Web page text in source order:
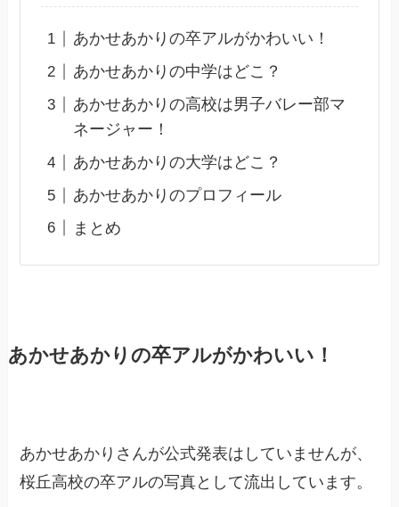
あかせあかりの卒アルがかわいい！
あかせあかりの中学はどこ？
あかせあかりの高校は男子バレー部マ
ネージャー！
あかせあかりの大学はどこ？
あかせあかりのプロフィール
まとめ
あかせあかりの卒アルがかわいい！
あかせあかりさんが公式発表はしていませんが、
桜丘高校の卒アルの写真として流出しています。